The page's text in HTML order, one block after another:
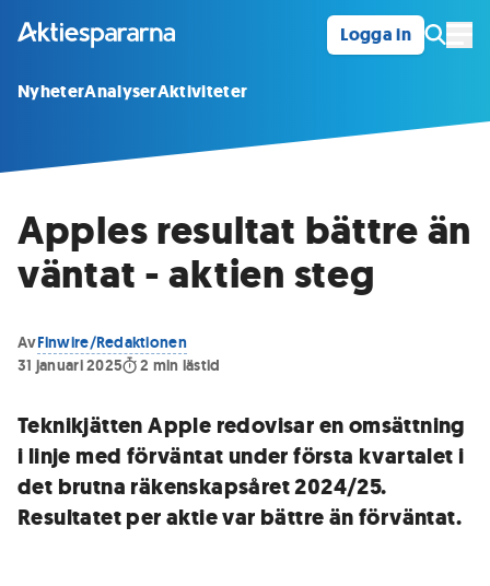
Logga in
NyheterAnalyserAktiviteter
Apples resultat bättre än
väntat - aktien steg
AvFinwire/Redaktionen
31 januari 2025
2 min lästid
Teknikjätten Apple redovisar en omsättning
i linje med förväntat under första kvartalet i
det brutna räkenskapsåret 2024/25.
Resultatet per aktie var bättre än förväntat.